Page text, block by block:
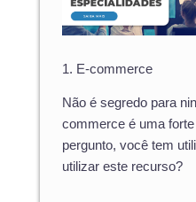
1. E-commerce
Não é segredo para
commerce é uma
pergunto, você tem
utilizar este recurso?